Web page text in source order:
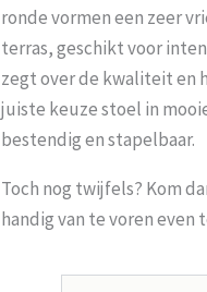
ronde vormen een zeer
terras, geschikt voor
zegt over de kwaliteit en
juiste keuze stoel in
bestendig en stapelbaar.
Toch nog twijfels? Kom
handig van te voren